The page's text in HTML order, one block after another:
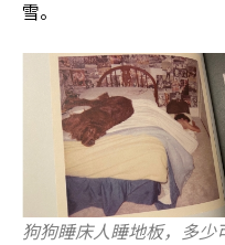
雪。
狗狗睡床人睡地板，多少